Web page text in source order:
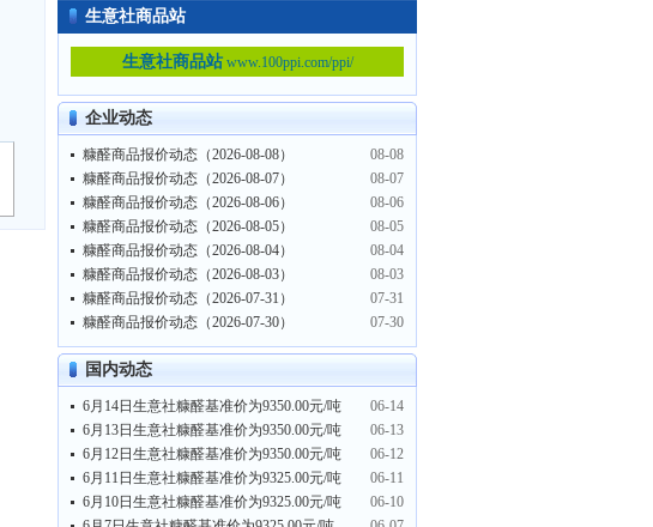
生意社商品站
生意社商品站www.100ppi.com/ppi/
企业动态
糠醛商品报价动态（2026-08-08）
08-08
糠醛商品报价动态（2026-08-07）
08-07
糠醛商品报价动态（2026-08-06）
08-06
糠醛商品报价动态（2026-08-05）
08-05
糠醛商品报价动态（2026-08-04）
08-04
糠醛商品报价动态（2026-08-03）
08-03
糠醛商品报价动态（2026-07-31）
07-31
糠醛商品报价动态（2026-07-30）
07-30
国内动态
6月14日生意社糠醛基准价为9350.00元/吨
06-14
6月13日生意社糠醛基准价为9350.00元/吨
06-13
6月12日生意社糠醛基准价为9350.00元/吨
06-12
6月11日生意社糠醛基准价为9325.00元/吨
06-11
6月10日生意社糠醛基准价为9325.00元/吨
06-10